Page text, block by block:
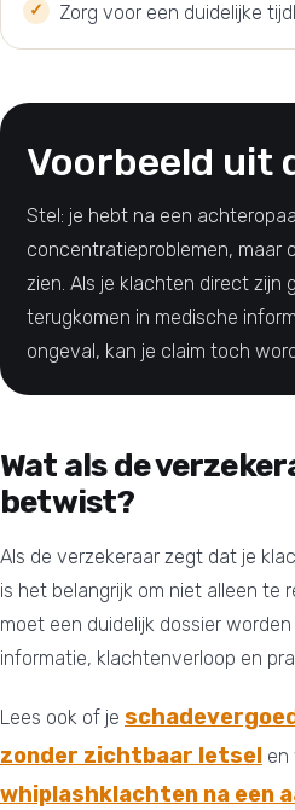
Zorg voor een duidelijke
Voorbeeld uit
Stel: je hebt na een
concentratieproblemen, maar
zien. Als je klachten direct zijn
terugkomen in medische
ongeval, kan je claim toch
Wat als de
betwist?
Als de verzekeraar zegt dat je
is het belangrijk om niet alleen te
moet een duidelijk dossier
informatie, klachtenverloop en
Lees ook of je
zonder zichtbaar letsel en
whiplashklachten na een